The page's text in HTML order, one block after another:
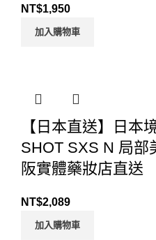
NT$1,950
加入購物車
【日本直送】日本
SHOT SXS N 局部
阪實體藥妝店直送
NT$2,089
加入購物車